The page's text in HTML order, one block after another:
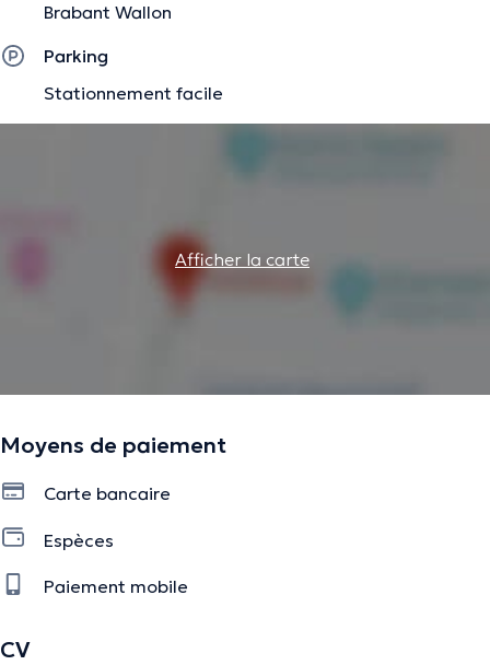
Brabant Wallon
Parking
Stationnement facile
Afficher la carte
Moyens de paiement
Carte bancaire
Espèces
Paiement mobile
CV